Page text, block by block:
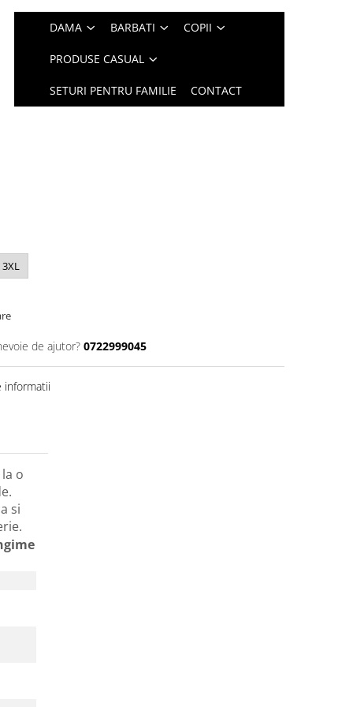
DAMA BARBATI COPII
PRODUSE CASUAL
SETURI PENTRU FAMILIE CONTACT
3XL
de ajutor? 0722999045
informatii
o
si